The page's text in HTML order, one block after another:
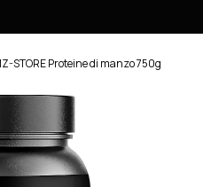
STORE Proteine di manzo 750g